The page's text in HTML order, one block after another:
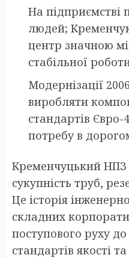
На підприємстві
людей;
центр значною
стабільної
Модернізації
виробляти
стандартів
потребу в
Кременчуцький
сукупність труб,
Це історія
складних
поступового руху
стандартів якості